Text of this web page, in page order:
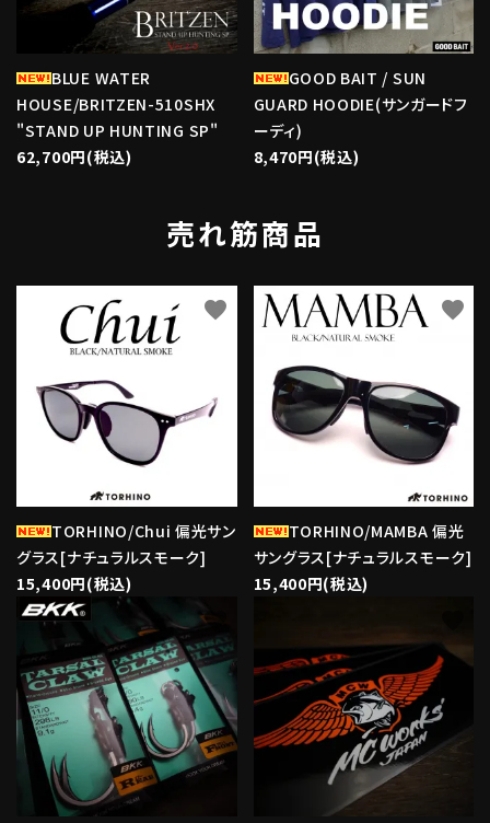
BLUE WATER
HOUSE/BRITZEN-510SHX
"STAND UP HUNTING SP"
62,700円(税込)
GOOD BAIT / SUN
GUARD HOODIE(サンガードフ
ーディ)
8,470円(税込)
売れ筋商品
TORHINO/Chui 偏光サン
グラス[ナチュラルスモーク]
15,400円(税込)
favorite
TORHINO/MAMBA 偏光
サングラス[ナチュラルスモーク]
15,400円(税込)
favorite
favorite